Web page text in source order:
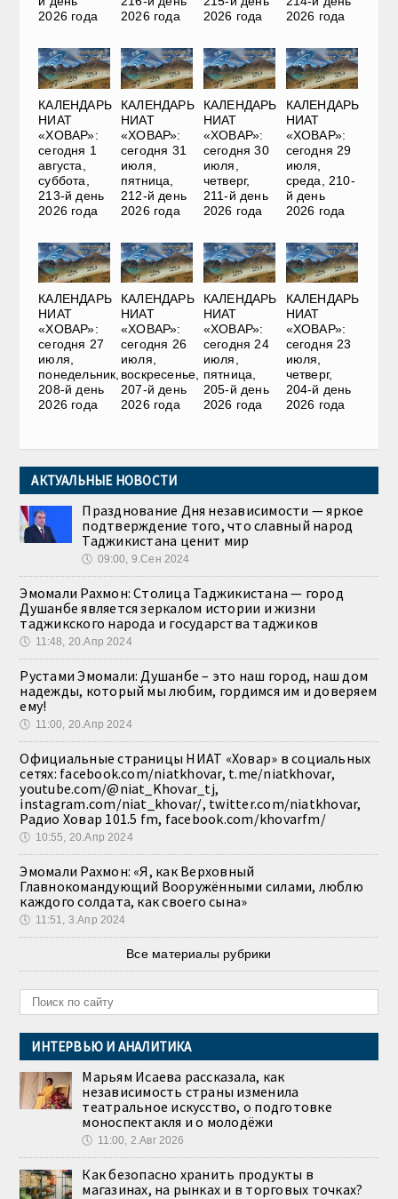
2026 года
2026 года
2026 года
2026 года
КАЛЕНДАРЬ
НИАТ
«ХОВАР»:
сегодня 1
августа,
суббота,
213-й день
2026 года
КАЛЕНДАРЬ
НИАТ
«ХОВАР»:
сегодня 31
июля,
пятница,
212-й день
2026 года
КАЛЕНДАРЬ
НИАТ
«ХОВАР»:
сегодня 30
июля,
четверг,
211-й день
2026 года
КАЛЕНДАРЬ
НИАТ
«ХОВАР»:
сегодня 29
июля,
среда, 210-
й день
2026 года
КАЛЕНДАРЬ
НИАТ
«ХОВАР»:
сегодня 27
июля,
понедельник,
208-й день
2026 года
КАЛЕНДАРЬ
НИАТ
«ХОВАР»:
сегодня 26
июля,
воскресенье,
207-й день
2026 года
КАЛЕНДАРЬ
НИАТ
«ХОВАР»:
сегодня 24
июля,
пятница,
205-й день
2026 года
КАЛЕНДАРЬ
НИАТ
«ХОВАР»:
сегодня 23
июля,
четверг,
204-й день
2026 года
АКТУАЛЬНЫЕ НОВОСТИ
Празднование Дня независимости — яркое
подтверждение того, что славный народ
Таджикистана ценит мир
🕔 09:00, 9.Сен 2024
Эмомали Рахмон: Столица Таджикистана — город
Душанбе является зеркалом истории и жизни
таджикского народа и государства таджиков
🕔 11:48, 20.Апр 2024
Рустами Эмомали: Душанбе – это наш город, наш дом
надежды, который мы любим, гордимся им и доверяем
ему!
🕔 11:00, 20.Апр 2024
Официальные страницы НИАТ «Ховар» в социальных
сетях: facebook.com/niatkhovar, t.me/niatkhovar,
youtube.com/@niat_Khovar_tj,
instagram.com/niat_khovar/, twitter.com/niatkhovar,
Радио Ховар 101.5 fm, facebook.com/khovarfm/
🕔 10:55, 20.Апр 2024
Эмомали Рахмон: «Я, как Верховный
Главнокомандующий Вооружёнными силами, люблю
каждого солдата, как своего сына»
🕔 11:51, 3.Апр 2024
Все материалы рубрики
ИНТЕРВЬЮ И АНАЛИТИКА
Марьям Исаева рассказала, как
независимость страны изменила
театральное искусство, о подготовке
моноспектакля и о молодёжи
🕔 11:00, 2.Авг 2026
Как безопасно хранить продукты в
магазинах, на рынках и в торговых точках?